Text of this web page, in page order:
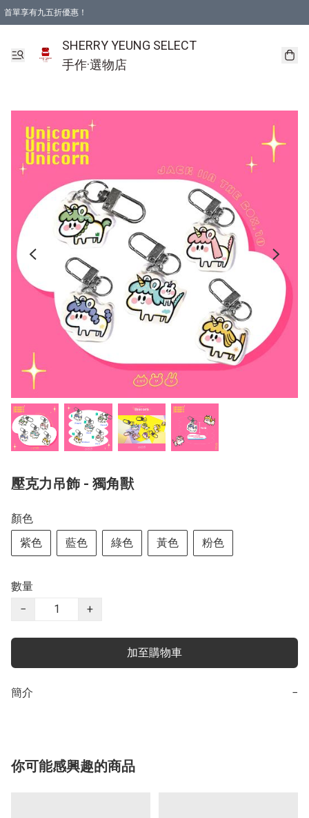
首單享有九五折優惠！
SHERRY YEUNG SELECT
手作·選物店
壓克力吊飾 - 獨角獸
顏色
紫色
藍色 綠色 黃色 粉色
數量
−
+
加至購物車
簡介 −
你可能感興趣的商品